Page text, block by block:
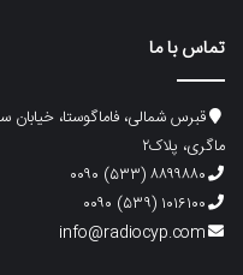
تماس با ما
ماگری، پلاک۲
۸۸۹۹۸۸۰ (۵۳۳) ۰۰۹۰
۱۰۱۶۱۰۰ (۵۳۹) ۰۰۹۰
info@radiocyp.com